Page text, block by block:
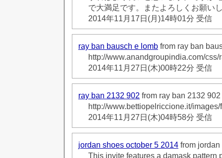
で大満足です。またよろしくお願い
2014年11月17日(月)14時01分 受信
ray ban bausch e lomb from ray ban
http://www.anandgroupindia.com/
2014年11月27日(木)00時22分 受信
ray ban 2132 902 from ray ban 2132 902
http://www.bettiopelriccione.it/
2014年11月27日(木)04時58分 受信
jordan shoes october 5 2014 from
This invite features a damask pattern